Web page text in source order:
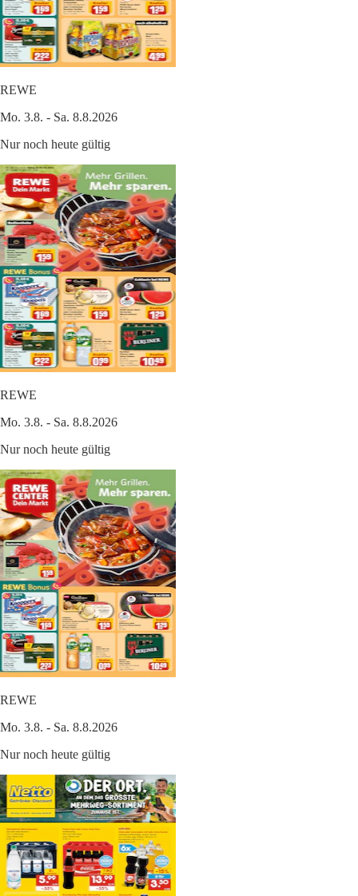
REWE
Mo. 3.8. - Sa. 8.8.2026
Nur noch heute gültig
REWE
Mo. 3.8. - Sa. 8.8.2026
Nur noch heute gültig
REWE
Mo. 3.8. - Sa. 8.8.2026
Nur noch heute gültig